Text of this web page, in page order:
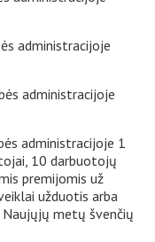
administracijoje
administracijoje
administracijoje 1
10 darbuotojų
premijomis už
užduotis arba
metų švenčių